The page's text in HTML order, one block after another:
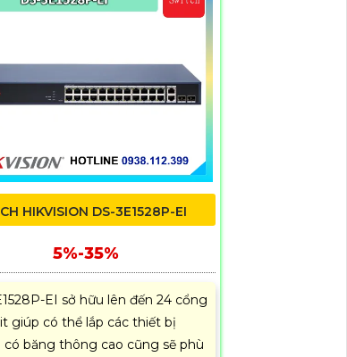
HIKVISION DS-3E1528P-EI
5%-35%
EI sở hữu lên đến 24 cổng
giúp có thể lắp các thiết bị
băng thông cao cũng sẽ phù